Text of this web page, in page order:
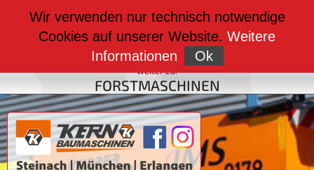
BAUMASCHINEN
weiter zu:
FAHRZEUGBAU
weiter zu:
FORSTMASCHINEN
Wir verwenden nur technisch notwendige
Cookies auf unserer Website. Weitere
Informationen
Ok